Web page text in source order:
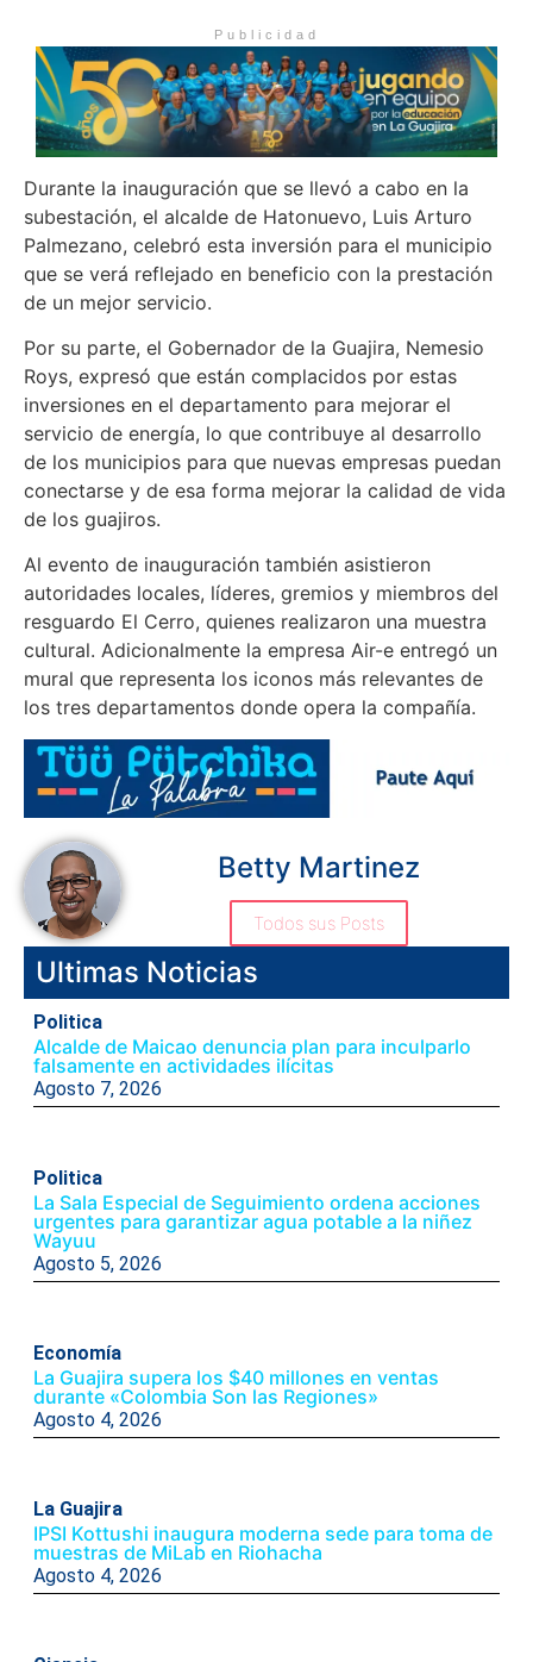
Publicidad
Durante la inauguración que se llevó a cabo en la
subestación, el alcalde de Hatonuevo, Luis Arturo
Palmezano, celebró esta inversión para el municipio
que se verá reflejado en beneficio con la prestación
de un mejor servicio.
Por su parte, el Gobernador de la Guajira, Nemesio
Roys, expresó que están complacidos por estas
inversiones en el departamento para mejorar el
servicio de energía, lo que contribuye al desarrollo
de los municipios para que nuevas empresas puedan
conectarse y de esa forma mejorar la calidad de vida
de los guajiros.
Al evento de inauguración también asistieron
autoridades locales, líderes, gremios y miembros del
resguardo El Cerro, quienes realizaron una muestra
cultural. Adicionalmente la empresa Air-e entregó un
mural que representa los iconos más relevantes de
los tres departamentos donde opera la compañía.
Betty Martinez
Todos sus Posts
Ultimas Noticias
Politica
Alcalde de Maicao denuncia plan para inculparlo
falsamente en actividades ilícitas
Agosto 7, 2026
Politica
La Sala Especial de Seguimiento ordena acciones
urgentes para garantizar agua potable a la niñez
Wayuu
Agosto 5, 2026
Economía
La Guajira supera los $40 millones en ventas
durante «Colombia Son las Regiones»
Agosto 4, 2026
La Guajira
IPSI Kottushi inaugura moderna sede para toma de
muestras de MiLab en Riohacha
Agosto 4, 2026